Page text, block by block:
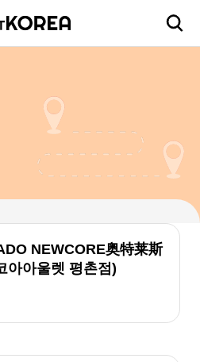
NEWCORE奥特莱斯
아아울렛 평촌점)